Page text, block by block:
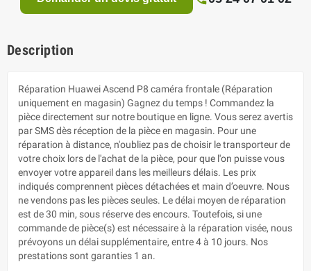
Description
Réparation Huawei Ascend P8 caméra frontale (Réparation
uniquement en magasin) Gagnez du temps ! Commandez la
pièce directement sur notre boutique en ligne. Vous serez avertis
par SMS dès réception de la pièce en magasin. Pour une
réparation à distance, n'oubliez pas de choisir le transporteur de
votre choix lors de l'achat de la pièce, pour que l'on puisse vous
envoyer votre appareil dans les meilleurs délais. Les prix
indiqués comprennent pièces détachées et main d’oeuvre. Nous
ne vendons pas les pièces seules. Le délai moyen de réparation
est de 30 min, sous réserve des encours. Toutefois, si une
commande de pièce(s) est nécessaire à la réparation visée, nous
prévoyons un délai supplémentaire, entre 4 à 10 jours. Nos
prestations sont garanties 1 an.